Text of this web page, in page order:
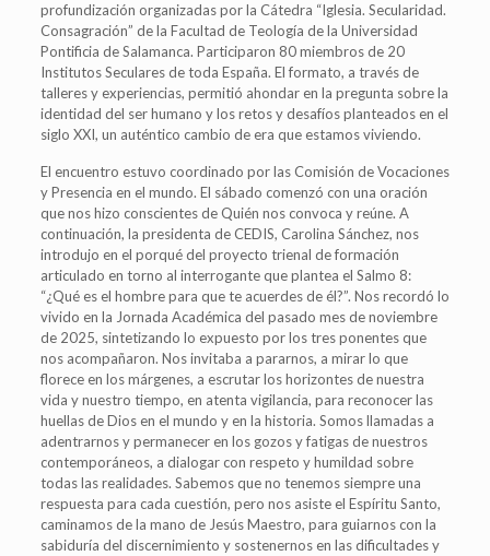
profundización organizadas por la Cátedra “Iglesia. Secularidad.
Consagración” de la Facultad de Teología de la Universidad
Pontificia de Salamanca. Participaron 80 miembros de 20
Institutos Seculares de toda España. El formato, a través de
talleres y experiencias, permitió ahondar en la pregunta sobre la
identidad del ser humano y los retos y desafíos planteados en el
siglo XXI, un auténtico cambio de era que estamos viviendo.
El encuentro estuvo coordinado por las Comisión de Vocaciones
y Presencia en el mundo. El sábado comenzó con una oración
que nos hizo conscientes de Quién nos convoca y reúne. A
continuación, la presidenta de CEDIS, Carolina Sánchez, nos
introdujo en el porqué del proyecto trienal de formación
articulado en torno al interrogante que plantea el Salmo 8:
“¿Qué es el hombre para que te acuerdes de él?”. Nos recordó lo
vivido en la Jornada Académica del pasado mes de noviembre
de 2025, sintetizando lo expuesto por los tres ponentes que
nos acompañaron. Nos invitaba a pararnos, a mirar lo que
florece en los márgenes, a escrutar los horizontes de nuestra
vida y nuestro tiempo, en atenta vigilancia, para reconocer las
huellas de Dios en el mundo y en la historia. Somos llamadas a
adentrarnos y permanecer en los gozos y fatigas de nuestros
contemporáneos, a dialogar con respeto y humildad sobre
todas las realidades. Sabemos que no tenemos siempre una
respuesta para cada cuestión, pero nos asiste el Espíritu Santo,
caminamos de la mano de Jesús Maestro, para guiarnos con la
sabiduría del discernimiento y sostenernos en las dificultades y